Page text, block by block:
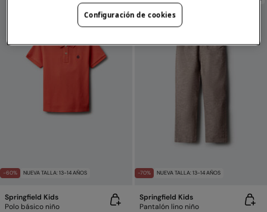
-60% NUEVA TALLA: 13-14 AÑOS
Springfield Kids
Polo básico niño
-70% NUEVA TALLA: 13-14 AÑOS
Springfield Kids
Pantalón lino niño
Configuración de cookies